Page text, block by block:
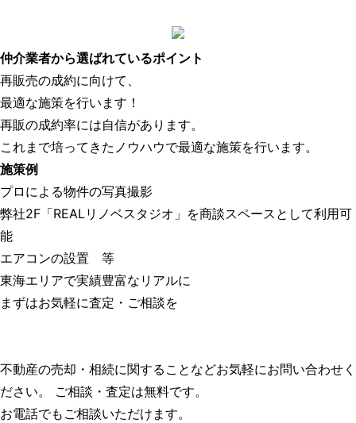
仲介業者から選ばれているポイント
再販売の成約に向けて、
最適な施策を行います！
再販の成約率には自信があります。
これまで培ってきたノウハウで最適な施策を行います。
施策例
プロによる物件の写真撮影
弊社2F「REALリノベスタジオ」を商談スペースとして利用可
能
エアコンの設置 等
東海エリアで実績豊富なリアルに
まずはお気軽に査定・ご相談を
不動産の売却・相続に関することなどお気軽にお問い合わせく
ださい。 ご相談・査定は無料です。
お電話でもご相談いただけます。